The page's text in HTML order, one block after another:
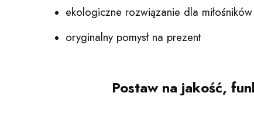
ekologiczne rozwiązanie dla
oryginalny pomysł na prezent
Postaw na jakość,